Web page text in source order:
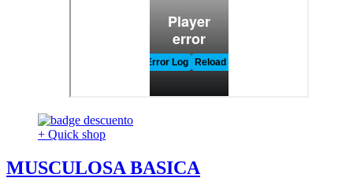
+ Quick shop
MUSCULOSA BASICA